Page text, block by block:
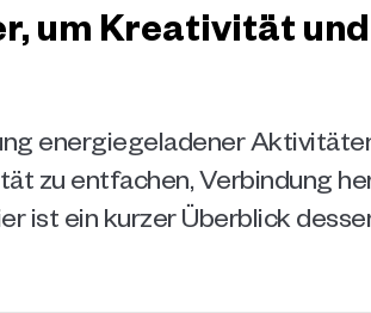
um Kreativität und
energiegeladener
zu entfachen, Verbindung
ist ein kurzer Überblick